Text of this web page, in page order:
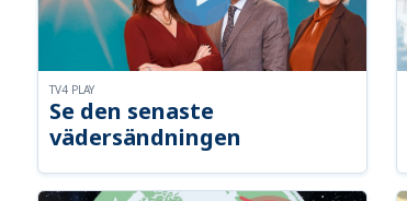
Se den senaste
vädersändningen
TV4 PLAY